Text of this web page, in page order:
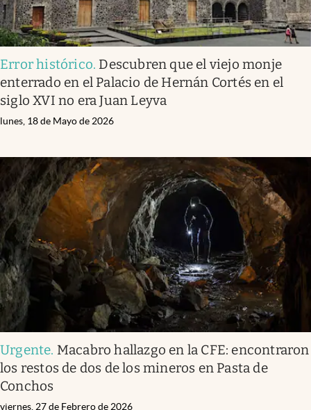
Error histórico. Descubren que el viejo monje
enterrado en el Palacio de Hernán Cortés en el
siglo XVI no era Juan Leyva
lunes, 18 de Mayo de 2026
Urgente. Macabro hallazgo en la CFE: encontraron
los restos de dos de los mineros en Pasta de
Conchos
viernes, 27 de Febrero de 2026